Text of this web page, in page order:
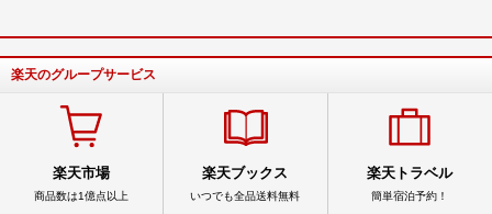
楽天のグループサービス
楽天市場
商品数は1億点以上
楽天ブックス
いつでも全品送料無料
楽天トラベル
簡単宿泊予約！